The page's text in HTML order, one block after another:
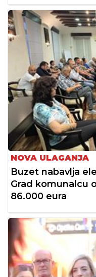
NOVA ULAGANJA
Buzet nabavlja
Grad komunalcu
86.000 eura